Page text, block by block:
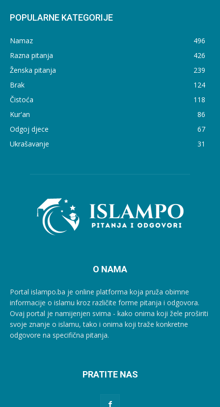
POPULARNE KATEGORIJE
Namaz
496
Razna pitanja
426
Ženska pitanja
239
Brak
124
Čistoća
118
Kur'an
86
Odgoj djece
67
Ukrašavanje
31
O NAMA
Portal islampo.ba je online platforma koja pruža obimne
informacije o islamu kroz različite forme pitanja i odgovora.
Ovaj portal je namijenjen svima - kako onima koji žele proširiti
svoje znanje o islamu, tako i onima koji traže konkretne
odgovore na specifična pitanja.
PRATITE NAS